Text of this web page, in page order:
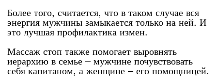
Более того, считается, что в таком случае вся
энергия мужчины замыкается только на ней. И
это лучшая профилактика измен.
Массаж стоп также помогает выровнять
иерархию в семье – мужчине почувствовать
себя капитаном, а женщине – его помощницей.